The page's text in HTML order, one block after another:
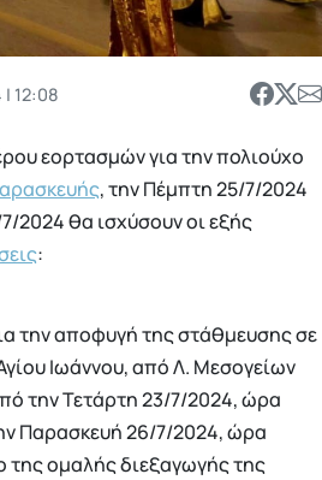
| 12:08
εορτασμών για την πολιούχο
, την Πέμπτη 25/7/2024
2024 θα ισχύσουν οι εξής
:
την αποφυγή της στάθμευσης σε
Ιωάννου, από Λ. Μεσογείων
την Τετάρτη 23/7/2024, ώρα
Παρασκευή 26/7/2024, ώρα
της ομαλής διεξαγωγής της